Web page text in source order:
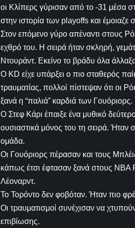
οι Κλίπερς γύρισαν από το -31 μέσα
στην ιστορία των playoffs και έμοιαζε
Στον επόμενο γύρο απέναντι στους
εχθρό του. Η σειρά ήταν σκληρή,
Ντουράντ. Εκείνο το βράδυ όλα
Ο KD είχε υπάρξει ο πιο σταθερός
τραυματίας, πολλοί πίστεψαν ότι οι
ξανά η “παλιά” καρδιά των Γουόριορς.
Ο Στεφ Κάρι έπαιξε ένα μυθικό
ουσιαστικά μόνος του τη σειρά. Ήταν
ομάδα.
Οι Γουόριορς πέρασαν και τους
κάπως έτσι έφτασαν ξανά στους NBA
Λέοναρντ.
Το Τορόντο δεν φοβόταν. Ήταν πιο
Οι τραυματισμοί συνέχισαν να
επιβίωσης.